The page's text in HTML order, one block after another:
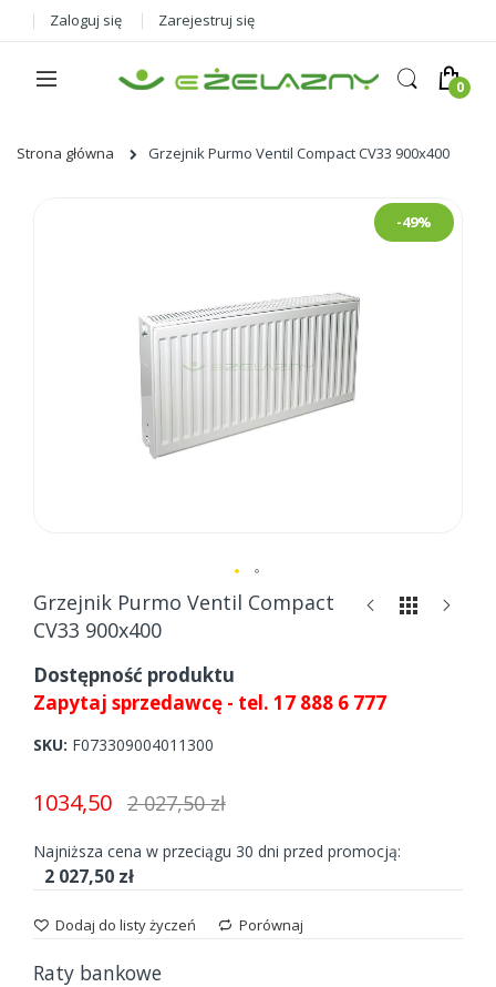
Zaloguj się Zarejestruj się
Strona główna Grzejnik Purmo Ventil Compact CV33 900x400
-49%
Skip
to
beginning
of
the
images
Grzejnik Purmo Ventil Compact
CV33 900x400
Dostępność produktu
Zapytaj sprzedawcę - tel. 17 888 6 777
SKU F073309004011300
1034,50 2 027,50 zł
Najniższa cena w przeciągu 30 dni przed promocją:
2 027,50 zł
Dodaj do listy życzeń Porównaj
Raty bankowe